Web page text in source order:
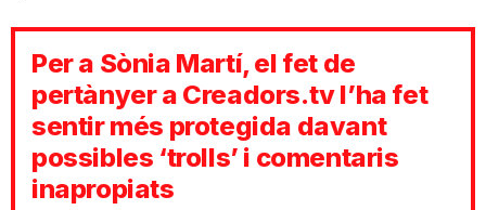
Per a Sònia Martí, el fet de
pertànyer a Creadors.tv l’ha fet
sentir més protegida davant
possibles ‘trolls’ i comentaris
inapropiats